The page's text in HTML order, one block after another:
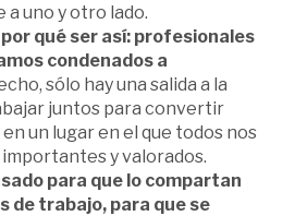
a uno y otro lado.
qué ser así: profesionales
condenados a
sólo hay una salida a la
juntos para convertir
un lugar en el que todos nos
y valorados.
para que lo compartan
de trabajo, para que se